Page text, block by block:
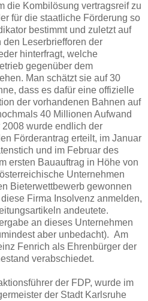
die Kombilösung vertragsreif zu
für die staatliche Förderung so
bestimmt und zuletzt auf
den Leserbriefforen der
hinterfragt, welche
gegenüber dem
Man schätzt sie auf 30
dass es dafür eine offizielle
der vorhandenen Bahnen auf
40 Millionen Aufwand
wurde endlich der
Förderantrag erteilt, im Januar
und im Februar des
ersten Bauauftrag in Höhe von
Unternehmen
Bieterwettbewerb gewonnen
Firma Insolvenz anmelden,
andeutete.
an dieses Unternehmen
aber unbedacht). Am
Fenrich als Ehrenbürger der
verabschiedet.
der FDP, wurde im
der Stadt Karlsruhe